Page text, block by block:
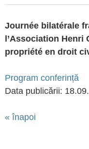
Journée bilatérale
l’Association
propriété en droit
Program conferință
Data publicării:
« înapoi